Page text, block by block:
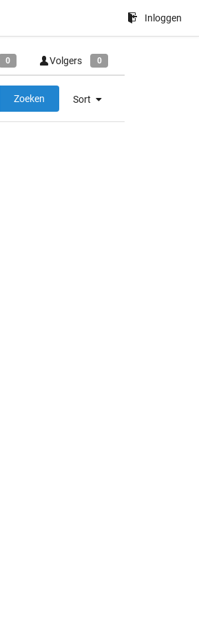
Inloggen
0 Volgers 0
Sort
Zoeken